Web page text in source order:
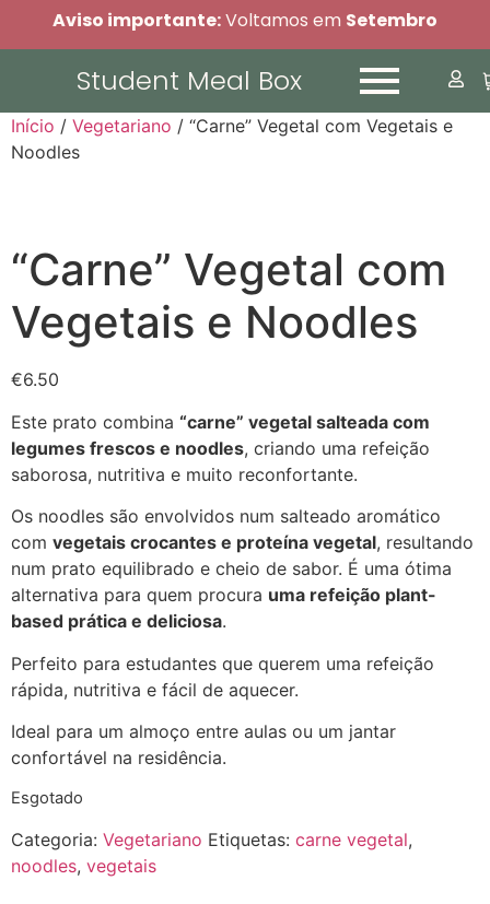
Aviso importante:Voltamos em Setembro
Student Meal Box
Início / Vegetariano / “Carne” Vegetal com Vegetais e
Noodles
“Carne” Vegetal com
Vegetais e Noodles
€6.50
Este prato combina “carne” vegetal salteada com
legumes frescos e noodles, criando uma refeição
saborosa, nutritiva e muito reconfortante.
Os noodles são envolvidos num salteado aromático
com vegetais crocantes e proteína vegetal, resultando
num prato equilibrado e cheio de sabor. É uma ótima
alternativa para quem procura uma refeição plant-
based prática e deliciosa.
Perfeito para estudantes que querem uma refeição
rápida, nutritiva e fácil de aquecer.
Ideal para um almoço entre aulas ou um jantar
confortável na residência.
Esgotado
Categoria: Vegetariano Etiquetas: carne vegetal,
noodles, vegetais